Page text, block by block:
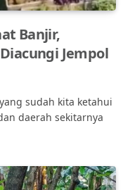
Banjir,
Jempol
sudah kita ketahui
daerah sekitarnya